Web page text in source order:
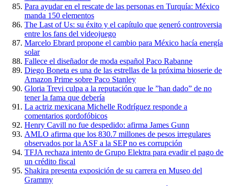
Para ayudar en el rescate de las personas en Turquía: México
manda 150 elementos
The Last of Us: su éxito y el capítulo que generó controversia
entre los fans del videojuego
Marcelo Ebrard propone el cambio para México hacía energía
solar
Fallece el diseñador de moda español Paco Rabanne
Diego Boneta es una de las estrellas de la próxima bioserie de
Amazon Prime sobre Paco Stanley
Gloria Trevi culpa a la reputación que le ”han dado” de no
tener la fama que debería
La actriz mexicana Michelle Rodríguez responde a
comentarios gordofóbicos
Henry Cavill no fue despedido: afirma James Gunn
AMLO afirma que los 830.7 millones de pesos irregulares
observados por la ASF a la SEP no es corrupción
TFJA rechaza intento de Grupo Elektra para evadir el pago de
un crédito fiscal
Shakira presenta exposición de su carrera en Museo del
Grammy